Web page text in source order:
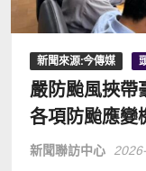
新聞來源:今傳媒
嚴防颱風挾帶
各項防颱應變
新聞聯訪中心